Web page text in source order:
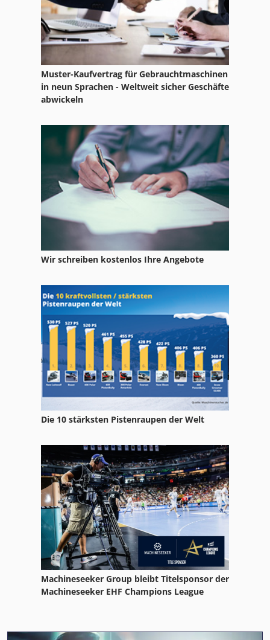
Muster-Kaufvertrag für Gebrauchtmaschinen
in neun Sprachen - Weltweit sicher Geschäfte
abwickeln
Wir schreiben kostenlos Ihre Angebote
Die 10 stärksten Pistenraupen der Welt
Machineseeker Group bleibt Titelsponsor der
Machineseeker EHF Champions League